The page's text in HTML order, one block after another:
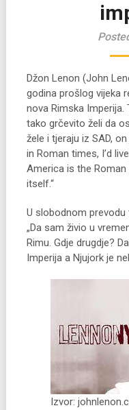
Džon Lenon (John
godina prošlog vijeka
nova Rimska Imperija.
tako grčevito želi da
žele i tjeraju iz SAD,
in Roman times, I’d
America is the Roman
itself.“
U slobodnom
„Da sam živio u
Rimu. Gdje drugdje?
Imperija a Njujork je
Izvor: